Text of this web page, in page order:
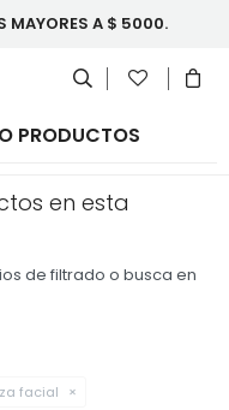
MAYORES A $ 5000.
PRODUCTOS
en esta
de filtrado o busca en
facial